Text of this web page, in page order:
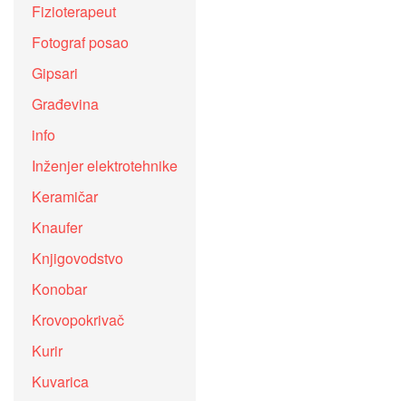
Fizioterapeut
Fotograf posao
Gipsari
Građevina
info
Inženjer elektrotehnike
Keramičar
Knaufer
Knjigovodstvo
Konobar
Krovopokrivač
Kurir
Kuvarica